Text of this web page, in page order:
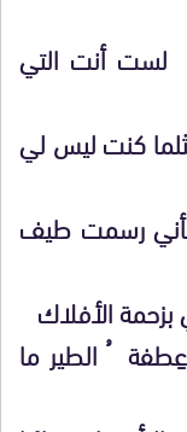
أنت التي
كنت ليس لي
رسمت طيف
الأفلاك
الطير ما